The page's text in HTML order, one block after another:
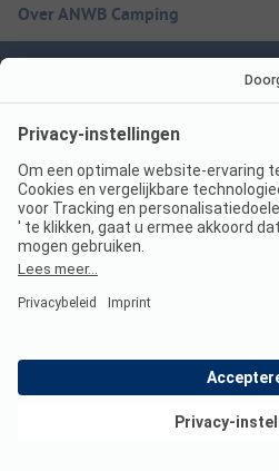
Over ANWB Camping
ANWB Camping App
nu gratis gebruiken